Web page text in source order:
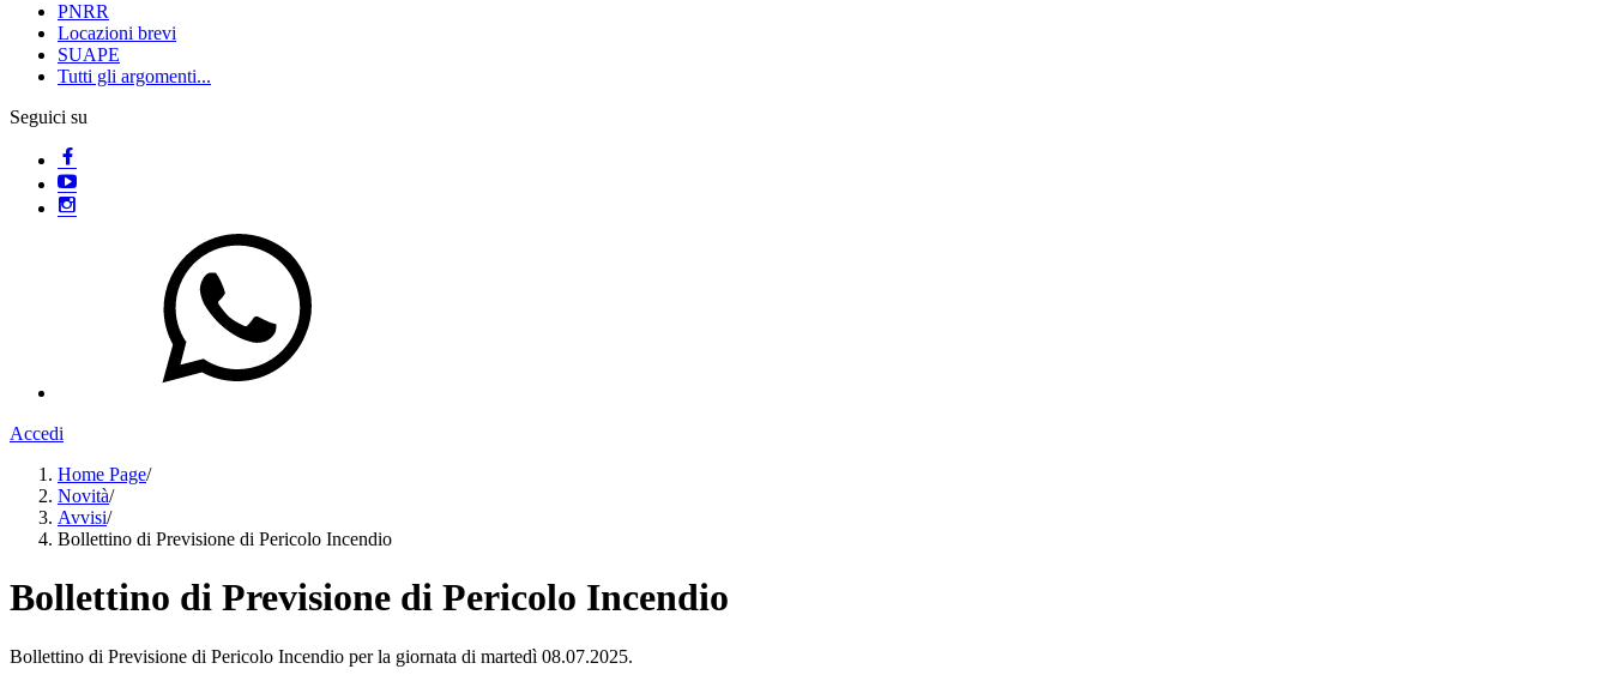
PNRR
Locazioni brevi
SUAPE
Tutti gli argomenti...
Seguici su
Accedi
Home Page/
Novità/
Avvisi/
Bollettino di Previsione di Pericolo Incendio
Bollettino di Previsione di Pericolo Incendio
Bollettino di Previsione di Pericolo Incendio per la giornata di martedì 08.07.2025.